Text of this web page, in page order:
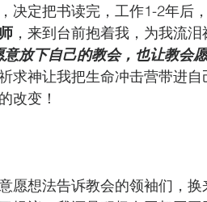
决定把书读完，工作1-2年后
，来到台前抱着我，为我流
意放下自己的教会，也让教会
求神让我把生命冲击营带进
改变！
愿想法告诉教会的领袖们，